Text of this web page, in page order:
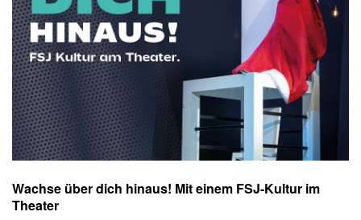
Wachse über dich hinaus! Mit einem FSJ-Kultur im
Theater